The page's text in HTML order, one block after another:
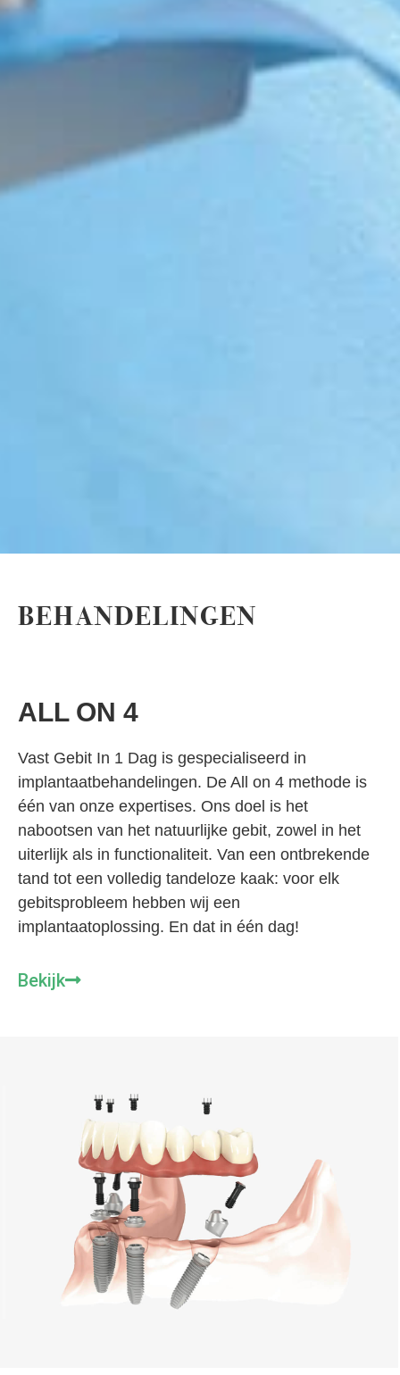
BEHANDELINGEN
ALL ON 4
Vast Gebit In 1 Dag is gespecialiseerd in
implantaatbehandelingen. De All on 4 methode is
één van onze expertises. Ons doel is het
nabootsen van het natuurlijke gebit, zowel in het
uiterlijk als in functionaliteit. Van een ontbrekende
tand tot een volledig tandeloze kaak: voor elk
gebitsprobleem hebben wij een
implantaatoplossing. En dat in één dag!
Bekijk